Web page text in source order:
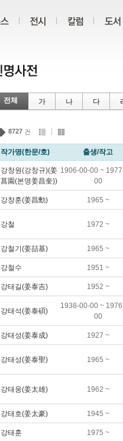
전체 가 나 다
8727 건
작가명(한문/호) 출생/작고
강창원(강창규)(姜
菖園(본명姜昌奎))
1906-00-00 ~
00
강창훈(姜昌勳) 1965 ~
강철 1972 ~
강철기(姜喆基) 1965 ~
강철수 1951 ~
강태길(姜泰吉) 1952 ~
강태석(姜泰碩)
1938-00-00 ~
00
강태성(姜泰成) 1927 ~
강태성(姜泰聖) 1965 ~
강태웅(姜太雄) 1962 ~
강태호(姜太豪) 1945 ~
강태훈 1975 ~